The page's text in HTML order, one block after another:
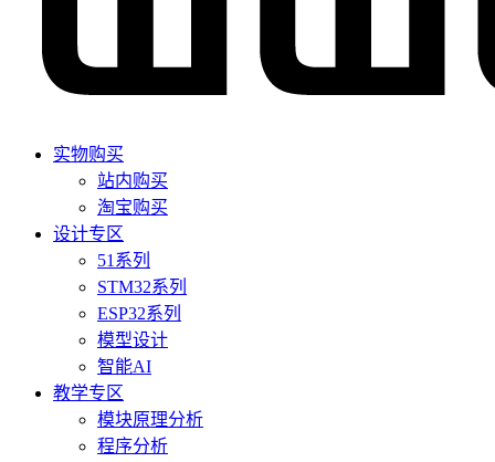
实物购买
站内购买
淘宝购买
设计专区
51系列
STM32系列
ESP32系列
模型设计
智能AI
教学专区
模块原理分析
程序分析